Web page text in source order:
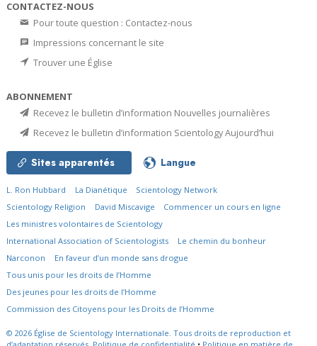
CONTACTEZ-NOUS
Pour toute question : Contactez-nous
Impressions concernant le site
Trouver une Église
ABONNEMENT
Recevez le bulletin d’information Nouvelles journalières
Recevez le bulletin d’information Scientology Aujourd’hui
Sites apparentés Langue
L. Ron Hubbard La Dianétique
Scientology Network
Scientology Religion
David Miscavige
Commencer un cours en ligne
Les ministres volontaires de Scientology
International Association of Scientologists
Le chemin du bonheur
Narconon
En faveur d’un monde sans drogue
Tous unis pour les droits de l’Homme
Des jeunes pour les droits de l’Homme
Commission des Citoyens pour les Droits de l’Homme
© 2026 Église de Scientology Internationale. Tous droits de reproduction et